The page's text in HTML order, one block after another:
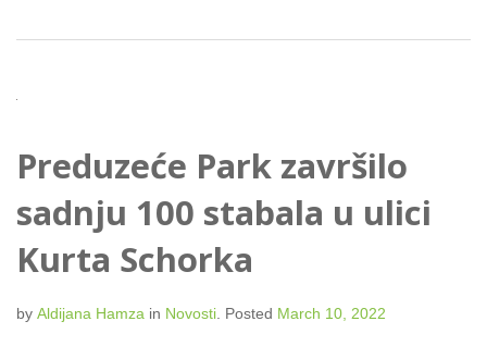
Preduzeće Park završilo
sadnju 100 stabala u ulici
Kurta Schorka
by Aldijana Hamza in Novosti. Posted March 10, 2022